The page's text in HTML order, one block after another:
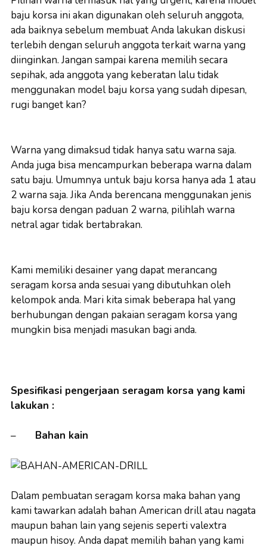
baju korsa ini akan digunakan oleh seluruh anggota,
ada baiknya sebelum membuat Anda lakukan diskusi
terlebih dengan seluruh anggota terkait warna yang
diinginkan. Jangan sampai karena memilih secara
sepihak, ada anggota yang keberatan lalu tidak
menggunakan model baju korsa yang sudah dipesan,
rugi banget kan?
Warna yang dimaksud tidak hanya satu warna saja.
Anda juga bisa mencampurkan beberapa warna dalam
satu baju. Umumnya untuk baju korsa hanya ada 1 atau
2 warna saja. Jika Anda berencana menggunakan jenis
baju korsa dengan paduan 2 warna, pilihlah warna
netral agar tidak bertabrakan.
Kami memiliki desainer yang dapat merancang
seragam korsa anda sesuai yang dibutuhkan oleh
kelompok anda. Mari kita simak beberapa hal yang
berhubungan dengan pakaian seragam korsa yang
mungkin bisa menjadi masukan bagi anda.
Spesifikasi pengerjaan seragam korsa yang kami
lakukan :
– Bahan kain
Dalam pembuatan seragam korsa maka bahan yang
kami tawarkan adalah bahan American drill atau nagata
maupun bahan lain yang sejenis seperti valextra
maupun hisoy. Anda dapat memilih bahan yang kami